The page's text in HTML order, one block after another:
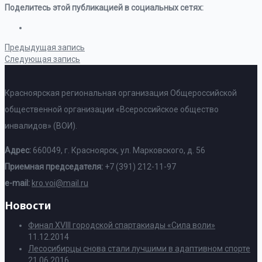
Поделитесь этой публикацией в социальных сетях:
Предыдущая запись
Следующая запись
Красноярская региональная организация Общероссийской
общественной организации «Всероссийское общество
инвалидов» (ВОИ).
Адрес: 660049, г. Красноярск, ул. Марковского, д. 56
Приемная председателя: +7 (391) 212-11-97
e-mail: kro.voi@mail.ru
Новости
Финал XVIII городской спартакиады «Сила воли»
11.12.2014
Лесосибирцы снова стали лучшими в адаптивном спорте